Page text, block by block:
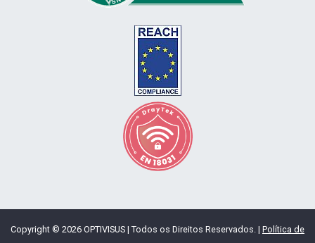
Copyright © 2026 OPTIVISUS | Todos os Direitos Reservados. | Política de